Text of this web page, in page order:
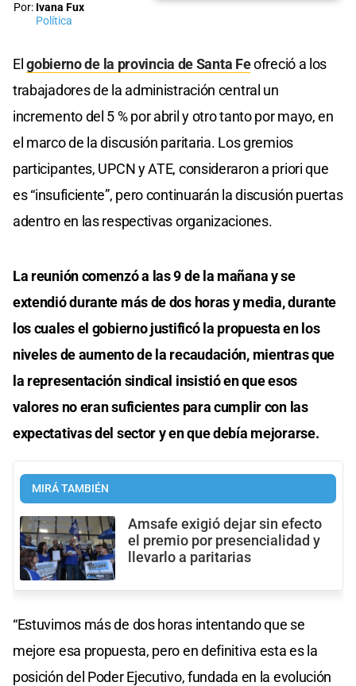
Por: Ivana Fux
Política
Elgobierno de la provincia de Santa Feofreció a los
trabajadores de la administración central un
incremento del 5 % por abril y otro tanto por mayo, en
el marco de la discusión paritaria. Los gremios
participantes, UPCN y ATE, consideraron a priori que
es “insuficiente”, pero continuarán la discusión puertas
adentro en las respectivas organizaciones.
La reunión comenzó a las 9 de la mañana y se
extendió durante más de dos horas y media, durante
los cuales el gobierno justificó la propuesta en los
niveles de aumento de la recaudación, mientras que
la representación sindical insistió en que esos
valores no eran suficientes para cumplir con las
expectativas del sector y en que debía mejorarse.
MIRÁ TAMBIÉN
Amsafe exigió dejar sin efecto
el premio por presencialidad y
llevarlo a paritarias
“Estuvimos más de dos horas intentando que se
mejore esa propuesta, pero en definitiva esta es la
posición del Poder Ejecutivo, fundada en la evolución